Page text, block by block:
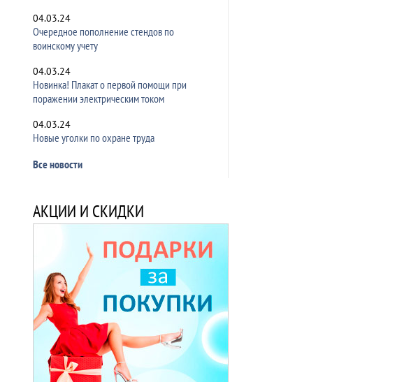
04.03.24
Очередное пополнение стендов по
воинскому учету
04.03.24
Новинка! Плакат о первой помощи при
поражении электрическим током
04.03.24
Новые уголки по охране труда
Все новости
АКЦИИ И СКИДКИ